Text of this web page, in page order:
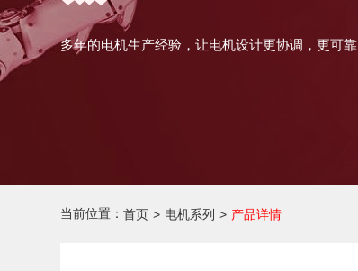
多年的电机生产经验，让电机设计更协调，更可靠
当前位置：首页 > 电机系列 > 产品详情